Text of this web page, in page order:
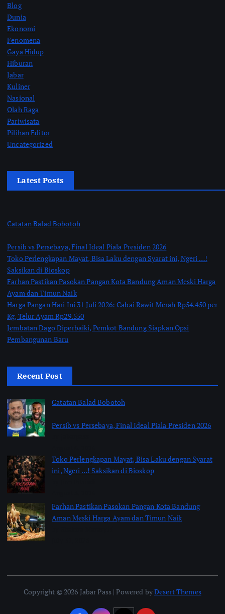
Blog
Dunia
Ekonomi
Fenomena
Gaya Hidup
Hiburan
Jabar
Kuliner
Nasional
Olah Raga
Pariwisata
Pilihan Editor
Uncategorized
Latest Posts
Catatan Balad Bobotoh
Persib vs Persebaya, Final Ideal Piala Presiden 2026
Toko Perlengkapan Mayat, Bisa Laku dengan Syarat ini, Ngeri …!
Saksikan di Bioskop
Farhan Pastikan Pasokan Pangan Kota Bandung Aman Meski Harga
Ayam dan Timun Naik
Harga Pangan Hari Ini 31 Juli 2026: Cabai Rawit Merah Rp54.450 per
Kg, Telur Ayam Rp29.550
Jembatan Dago Diperbaiki, Pemkot Bandung Siapkan Opsi
Pembangunan Baru
Recent Post
Catatan Balad Bobotoh
Persib vs Persebaya, Final Ideal Piala Presiden 2026
Toko Perlengkapan Mayat, Bisa Laku dengan Syarat
ini, Ngeri …! Saksikan di Bioskop
Farhan Pastikan Pasokan Pangan Kota Bandung
Aman Meski Harga Ayam dan Timun Naik
Copyright © 2026 Jabar Pass | Powered byDesert Themes